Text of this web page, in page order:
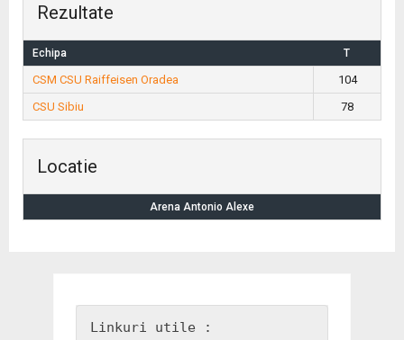
Rezultate
Echipa T
CSM CSU Raiffeisen Oradea
104
CSU Sibiu
78
Locatie
Arena Antonio Alexe